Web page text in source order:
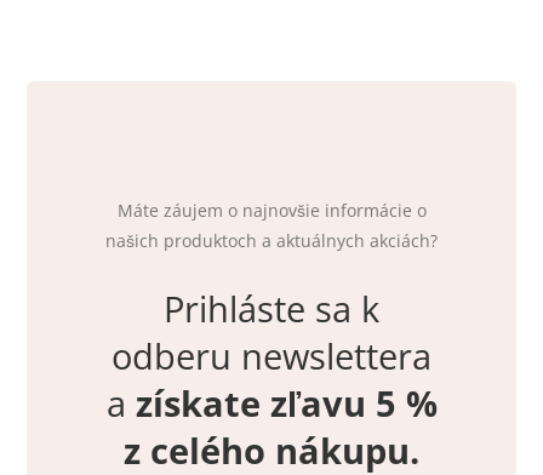
Máte záujem o najnovšie informácie o
našich produktoch a aktuálnych akciách?
Prihláste sa k
odberu newslettera
a získate zľavu 5 %
z celého nákupu.